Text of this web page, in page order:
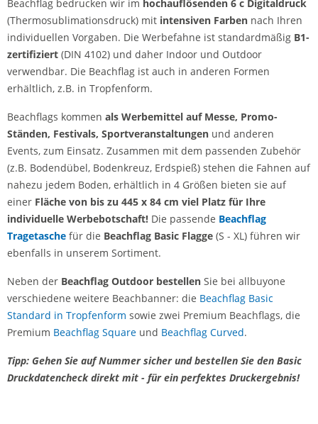
Beachflag bedrucken wir im hochauflösenden 6 c Digitaldruck
(Thermosublimationsdruck) mit intensiven Farben nach Ihren
individuellen Vorgaben. Die Werbefahne ist standardmäßig B1-
zertifiziert (DIN 4102) und daher Indoor und Outdoor
verwendbar. Die Beachflag ist auch in anderen Formen
erhältlich, z.B. in Tropfenform.
Beachflags kommen als Werbemittel auf Messe, Promo-
Ständen, Festivals, Sportveranstaltungen und anderen
Events, zum Einsatz. Zusammen mit dem passenden Zubehör
(z.B. Bodendübel, Bodenkreuz, Erdspieß) stehen die Fahnen auf
nahezu jedem Boden, erhältlich in 4 Größen bieten sie auf
einer Fläche von bis zu 445 x 84 cm viel Platz für Ihre
individuelle Werbebotschaft! Die passende Beachflag
Tragetasche für die Beachflag Basic Flagge (S - XL) führen wir
ebenfalls in unserem Sortiment.
Neben der Beachflag Outdoor bestellen Sie bei allbuyone
verschiedene weitere Beachbanner: die Beachflag Basic
Standard in Tropfenform sowie zwei Premium Beachflags, die
Premium Beachflag Square und Beachflag Curved.
Tipp: Gehen Sie auf Nummer sicher und bestellen Sie den Basic
Druckdatencheck direkt mit - für ein perfektes Druckergebnis!